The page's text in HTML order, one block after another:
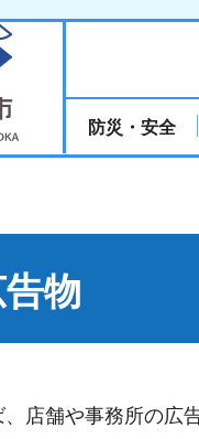
防災・安全
物
、店舗や事務所の広